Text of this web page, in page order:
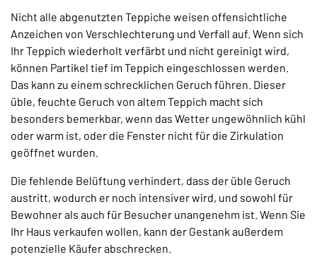
Nicht alle abgenutzten Teppiche weisen offensichtliche
Anzeichen von Verschlechterung und Verfall auf. Wenn sich
Ihr Teppich wiederholt verfärbt und nicht gereinigt wird,
können Partikel tief im Teppich eingeschlossen werden.
Das kann zu einem schrecklichen Geruch führen. Dieser
üble, feuchte Geruch von altem Teppich macht sich
besonders bemerkbar, wenn das Wetter ungewöhnlich kühl
oder warm ist, oder die Fenster nicht für die Zirkulation
geöffnet wurden.
Die fehlende Belüftung verhindert, dass der üble Geruch
austritt, wodurch er noch intensiver wird, und sowohl für
Bewohner als auch für Besucher unangenehm ist. Wenn Sie
Ihr Haus verkaufen wollen, kann der Gestank außerdem
potenzielle Käufer abschrecken.